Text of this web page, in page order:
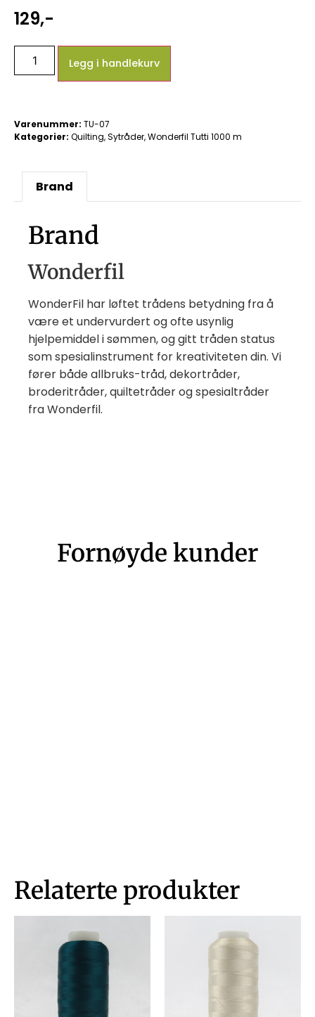
129,-
Legg i handlekurv
Varenummer: TU-07
Kategorier: Quilting,Sytråder,Wonderfil Tutti 1000 m
Brand
Brand
Wonderfil
WonderFil har løftet trådens betydning fra å
være et undervurdert og ofte usynlig
hjelpemiddel i sømmen, og gitt tråden status
som spesialinstrument for kreativiteten din. Vi
fører både allbruks-tråd, dekortråder,
broderitråder, quiltetråder og spesialtråder
fra Wonderfil.
Fornøyde kunder
Relaterte produkter